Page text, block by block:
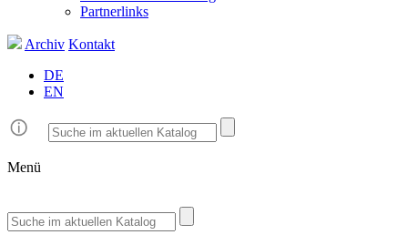
Partnerlinks
Archiv Kontakt
DE
EN
Menü